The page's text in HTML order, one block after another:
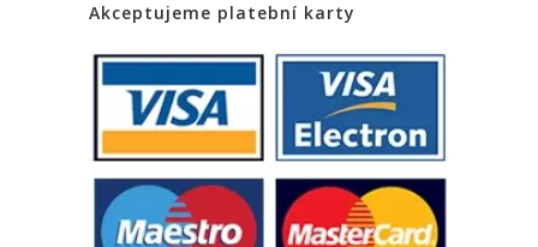
Akceptujeme platební karty